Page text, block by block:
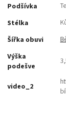
Podšívka
Stélka
Šířka obuvi
Výška
podešve
video_2